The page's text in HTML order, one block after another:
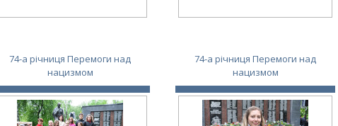
74-а річниця Перемоги над
нацизмом
74-а річниця Перемоги над
нацизмом